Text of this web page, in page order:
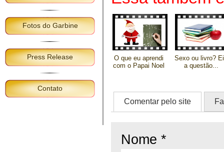
Fotos do Garbine
Press Release
Contato
O que eu aprendi
com o Papai Noel
Sexo ou livro?
a questão...
Comentar pelo site
Nome *